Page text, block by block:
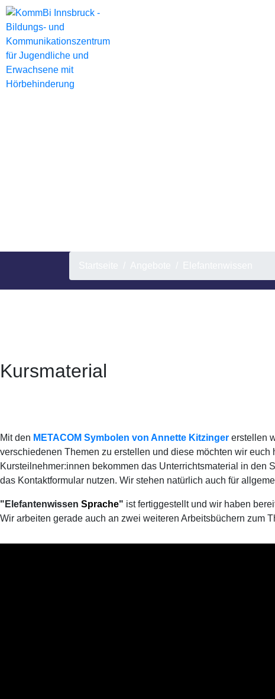
Kursmaterial
Mit den METACOM Symbolen von Annette Kitzinger erstellen
verschiedenen Themen zu erstellen und diese möchten wir
Kursteilnehmer:innen bekommen das Unterrichtsmaterial in
das Kontaktformular nutzen. Wir stehen natürlich auch für
"Elefantenwissen Sprache" ist fertiggestellt und wir haben
Wir arbeiten gerade auch an zwei weiteren Arbeitsbüchern zum